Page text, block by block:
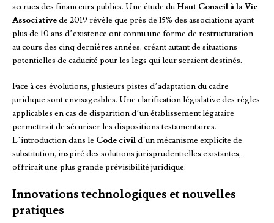
accrues des financeurs publics. Une étude duHaut Conseil à la Vie
Associativede 2019 révèle que près de 15% des associations ayant
plus de 10 ans d’existence ont connu une forme de restructuration
au cours des cinq dernières années, créant autant de situations
potentielles de caducité pour les legs qui leur seraient destinés.
Face à ces évolutions, plusieurs pistes d’adaptation du cadre
juridique sont envisageables. Une clarification législative des règles
applicables en cas de disparition d’un établissement légataire
permettrait de sécuriser les dispositions testamentaires.
L’introduction dans le Code civild’un mécanisme explicite de
substitution, inspiré des solutions jurisprudentielles existantes,
offrirait une plus grande prévisibilité juridique.
Innovations technologiques et nouvelles
pratiques